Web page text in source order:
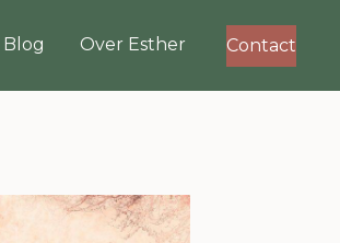
Blog Over Esther Contact